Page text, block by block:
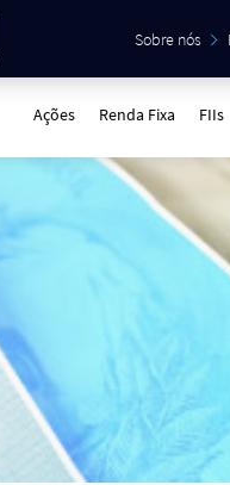
Sobre nós
Ações Renda Fixa FIIs